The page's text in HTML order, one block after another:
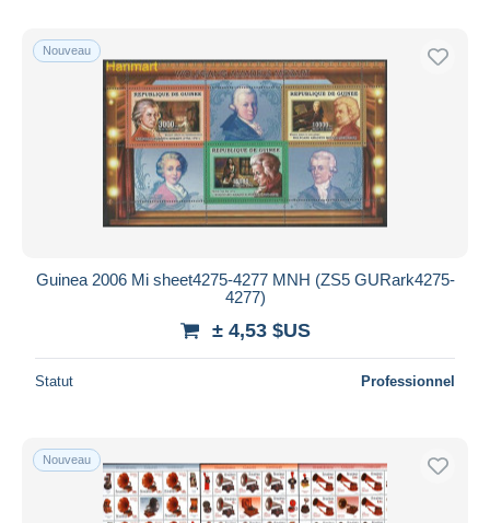
Nouveau
Guinea 2006 Mi sheet4275-4277 MNH (ZS5 GURark4275-
4277)
± 4,53 $US
Statut Professionnel
Nouveau